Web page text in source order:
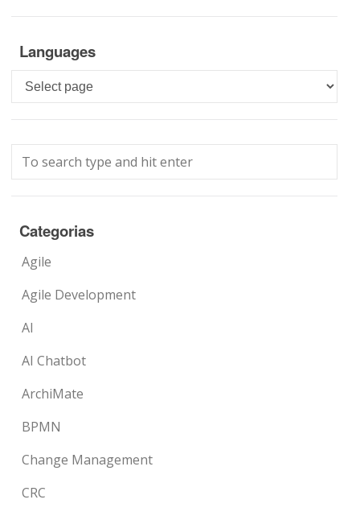
Languages
Languages
Categorias
Agile
Agile Development
AI
AI Chatbot
ArchiMate
BPMN
Change Management
CRC